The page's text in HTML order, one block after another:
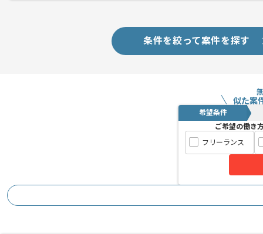
条件を絞って案件を探す
似た案
希望条件
ご希望の働き
フリーランス